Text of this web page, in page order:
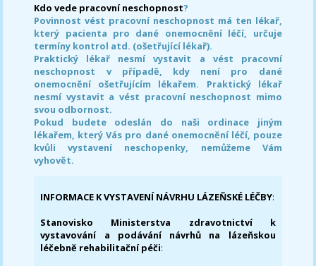
Kdo vede pracovní neschopnost?
Povinnost vést pracovní neschopnost má ten lékař,
který pacienta pro dané onemocnění léčí, určuje
termíny kontrol atd. (ošetřující lékař).
Praktický lékař nesmí vystavit a vést pracovní
neschopnost v případě, kdy není pro dané
onemocnění ošetřujícím lékařem. Praktický lékař
nesmí vystavit a vést pracovní neschopnost mimo
svou odbornost.
Pokud budete odeslán do naši ordinace jiným
lékařem, který Vás pro dané onemocnění léčí, pouze
kvůli vystavení neschopenky, nemůžeme Vám
vyhovět.
INFORMACE K VYSTAVENÍ NÁVRHU LÁZEŇSKÉ LÉČBY:
Stanovisko Ministerstva zdravotnictví k
vystavování a podávání návrhů na lázeňskou
léčebně rehabilitační péči: